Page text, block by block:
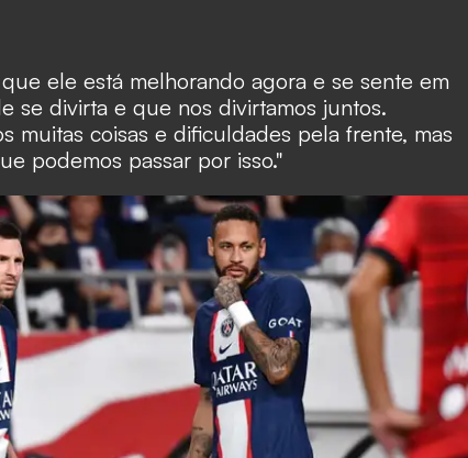
ele está melhorando agora e se sente em
se divirta e que nos divirtamos juntos.
muitas coisas e dificuldades pela frente, mas
podemos passar por isso."